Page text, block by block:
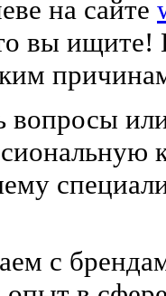
на сайте
вы ищите!
вопросы
с